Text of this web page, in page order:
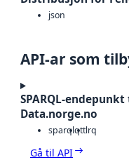
json
API-ar som
SPARQL-
Data.norge.no
sparqlqttlrq
Gå til API